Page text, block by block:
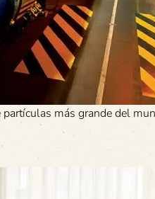
más grande del